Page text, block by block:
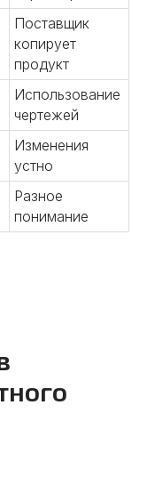
Поставщик
копирует
продукт
Использование
чертежей
Изменения
устно
Разное
понимание